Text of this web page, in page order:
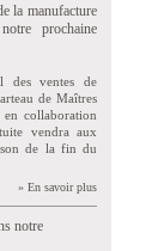
la manufacture
prochaine
des ventes de
de Maîtres
en collaboration
vendra aux
de la fin du
» En savoir plus
notre